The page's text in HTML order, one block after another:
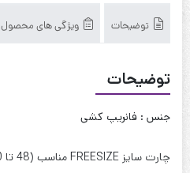
توضیحات ویژگی های محصول
توضیحات
جنس : فانریپ کشی
چارت سایز FREESIZE مناسب (48 تا 60)